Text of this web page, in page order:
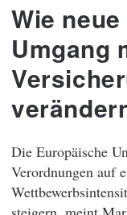
Wie
Umgang
Die Europäische
Verordnungen auf